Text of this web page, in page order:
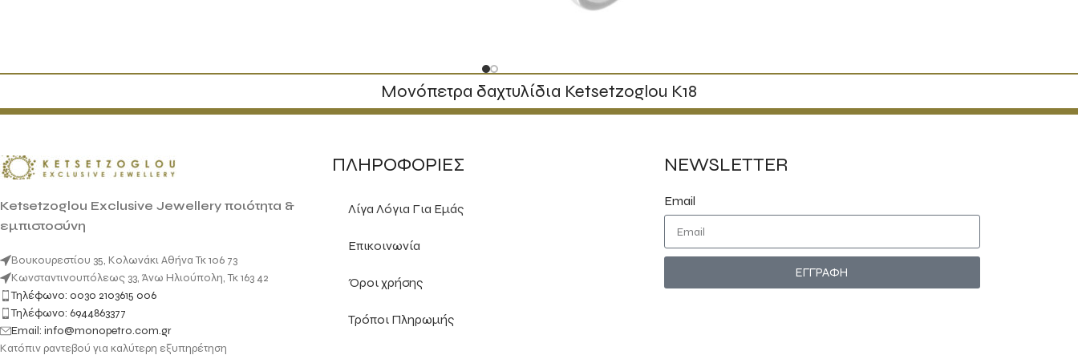
Μονόπετρα δαχτυλίδια Ketsetzoglou Κ18
Ketsetzoglou Exclusive Jewellery ποιότητα &
εμπιστοσύνη
Βουκουρεστίου 35, Κολωνάκι Αθήνα Τκ 106 73
Κωνσταντινουπόλεως 33, Άνω Ηλιούπολη, Τκ 163 42
Τηλέφωνο: 0030 2103615 006
Τηλέφωνο: 6944863377
Email: info@monopetro.com.gr
Κατόπιν ραντεβού για καλύτερη εξυπηρέτηση
ΠΛΗΡΟΦΟΡΙΕΣ
Λίγα Λόγια Για Εμάς
Επικοινωνία
Όροι χρήσης
Τρόποι Πληρωμής
NEWSLETTER
Email
ΕΓΓΡΑΦΗ